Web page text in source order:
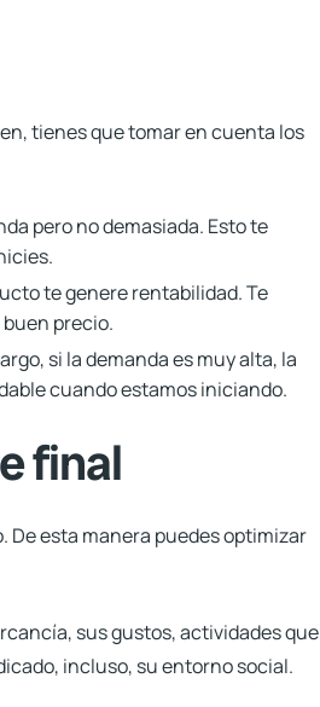
tienes que tomar en cuenta los
pero no demasiada. Esto te
te genere rentabilidad. Te
precio.
si la demanda es muy alta, la
cuando estamos iniciando.
final
De esta manera puedesoptimizar
sus gustos, actividades que
incluso, su entorno social.